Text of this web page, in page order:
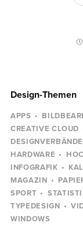
Design-Themen
APPS
CREATIVE CLOUD
DESIGNVERBÄNDE
HARDWARE
INFOGRAFIK
MAGAZIN
SPORT
TYPEDESIGN
WINDOWS